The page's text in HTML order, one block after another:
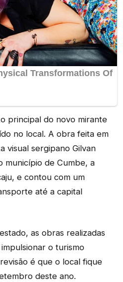
principal do novo mirante
no local. A obra feita em
visual sergipano Gilvan
município de Cumbe, a
e contou com um
até a capital
as obras realizadas
o turismo
é que o local fique
deste ano.